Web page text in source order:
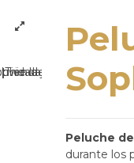
Peluche
durante los